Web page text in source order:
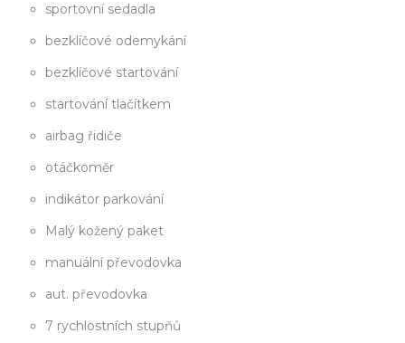
sportovní sedadla
bezklíčové odemykání
bezklíčové startování
startování tlačítkem
airbag řidiče
otáčkoměr
indikátor parkování
Malý kožený paket
manuální převodovka
aut. převodovka
7 rychlostních stupňů